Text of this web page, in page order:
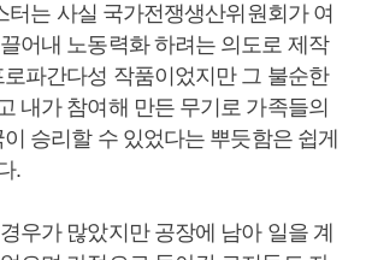
터는 사실 국가전쟁생산위원회가 여
어내 노동력화 하려는 의도로 제작
파간다성 작품이었지만 그 불순한
내가 참여해 만든 무기로 가족들의
승리할 수 있었다는 뿌듯함은 쉽게
.
우가 많았지만 공장에 남아 일을 계